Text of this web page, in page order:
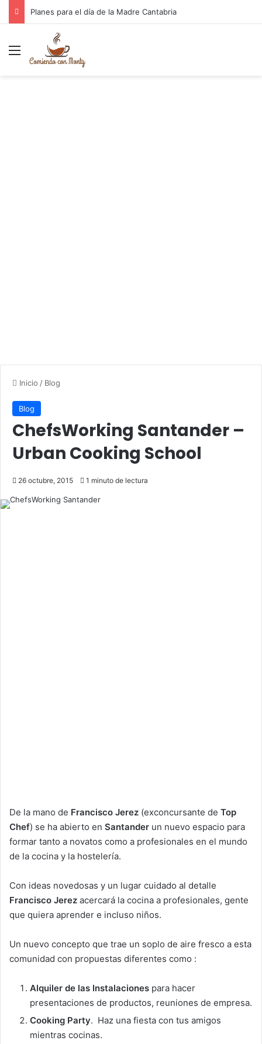
Planes para el día de la Madre Cantabria
Inicio / Blog
Blog
ChefsWorking Santander –
Urban Cooking School
26 octubre, 2015 1 minuto de lectura
De la mano de Francisco Jerez (exconcursante de Top
Chef) se ha abierto en Santander un nuevo espacio para
formar tanto a novatos como a profesionales en el mundo
de la cocina y la hostelería.
Con ideas novedosas y un lugar cuidado al detalle
Francisco Jerez acercará la cocina a profesionales, gente
que quiera aprender e incluso niños.
Un nuevo concepto que trae un soplo de aire fresco a esta
comunidad con propuestas diferentes como :
Alquiler de las Instalaciones para hacer
presentaciones de productos, reuniones de empresa.
Cooking Party. Haz una fiesta con tus amigos
mientras cocinas.